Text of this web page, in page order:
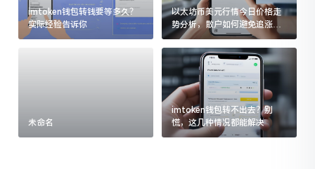
imtoken钱包转钱要等多久？
实际经验告诉你
以太坊币美元行情今日价格走
势分析，散户如何避免追涨杀
跌被套牢
未命名
imtoken钱包转不出去？别
慌，这几种情况都能解决